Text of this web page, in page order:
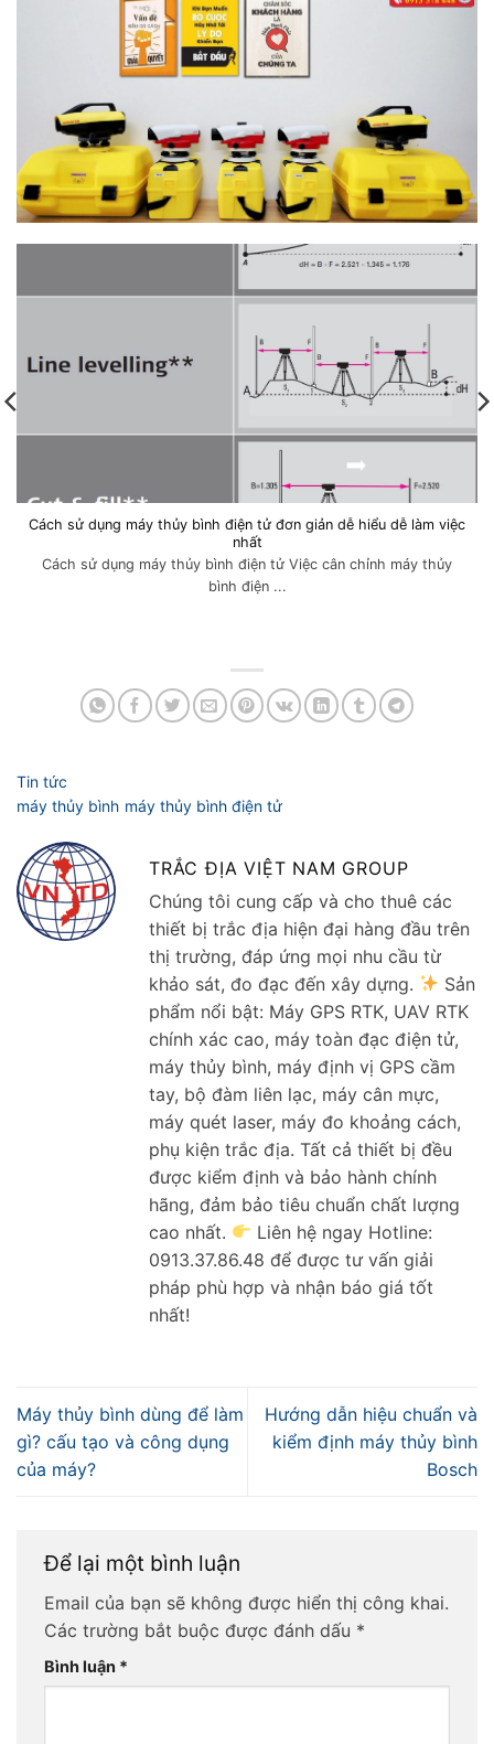
Cách sử dụng máy thủy bình điện tử đơn giản dễ hiểu dễ làm việc
nhất
Cách sử dụng máy thủy bình điện tử Việc cân chỉnh máy thủy
bình điện ...
TRẮC ĐỊA VIỆT NAM GROUP
Chúng tôi cung cấp và cho thuê các
thiết bị trắc địa hiện đại hàng đầu trên
thị trường, đáp ứng mọi nhu cầu từ
khảo sát, đo đạc đến xây dựng.
Sản
phẩm nổi bật: Máy GPS RTK, UAV RTK
chính xác cao, máy toàn đạc điện tử,
máy thủy bình, máy định vị GPS cầm
tay, bộ đàm liên lạc, máy cân mực,
máy quét laser, máy đo khoảng cách,
phụ kiện trắc địa. Tất cả thiết bị đều
được kiểm định và bảo hành chính
hãng, đảm bảo tiêu chuẩn chất lượng
cao nhất.
Liên hệ ngay Hotline:
0913.37.86.48 để được tư vấn giải
pháp phù hợp và nhận báo giá tốt
nhất!
Máy thủy bình dùng để làm
gì? cấu tạo và công dụng
của máy?
Hướng dẫn hiệu chuẩn và
kiểm định máy thủy bình
Bosch
Để lại một bình luận
Email của bạn sẽ không được hiển thị công khai.
Các trường bắt buộc được đánh dấu *
Bình luận *